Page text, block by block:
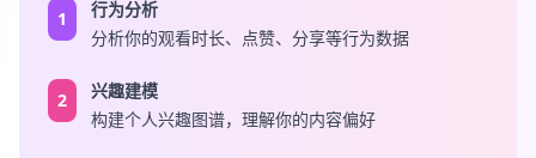
1
行为分析
分析你的观看时长、点赞、分享等行为数据
2
兴趣建模
构建个人兴趣图谱，理解你的内容偏好